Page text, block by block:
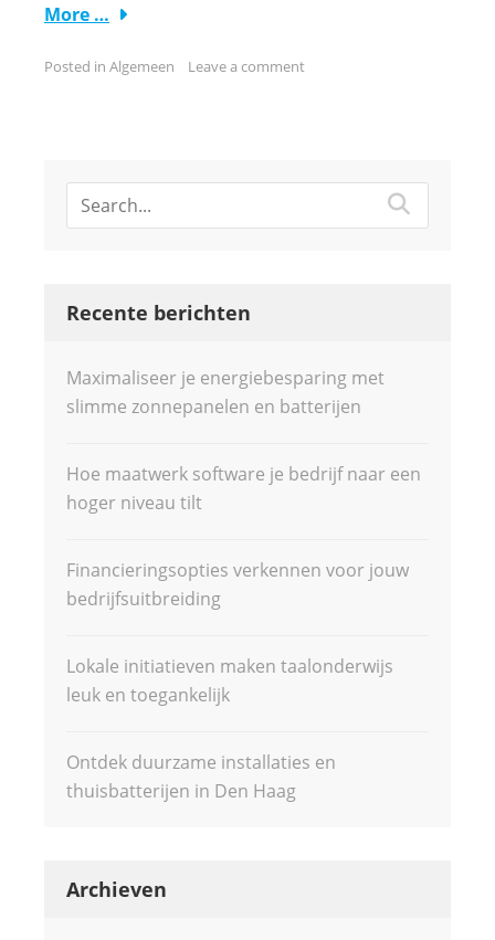
More …
Posted in Algemeen Leave a comment
Recente berichten
Maximaliseer je energiebesparing met
slimme zonnepanelen en batterijen
Hoe maatwerk software je bedrijf naar een
hoger niveau tilt
Financieringsopties verkennen voor jouw
bedrijfsuitbreiding
Lokale initiatieven maken taalonderwijs
leuk en toegankelijk
Ontdek duurzame installaties en
thuisbatterijen in Den Haag
Archieven